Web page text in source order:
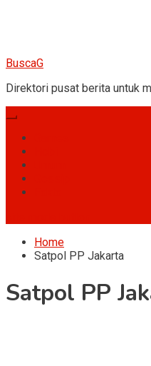
BuscaG
Direktori pusat berita untuk
Home
Satpol PP Jakarta
Satpol PP